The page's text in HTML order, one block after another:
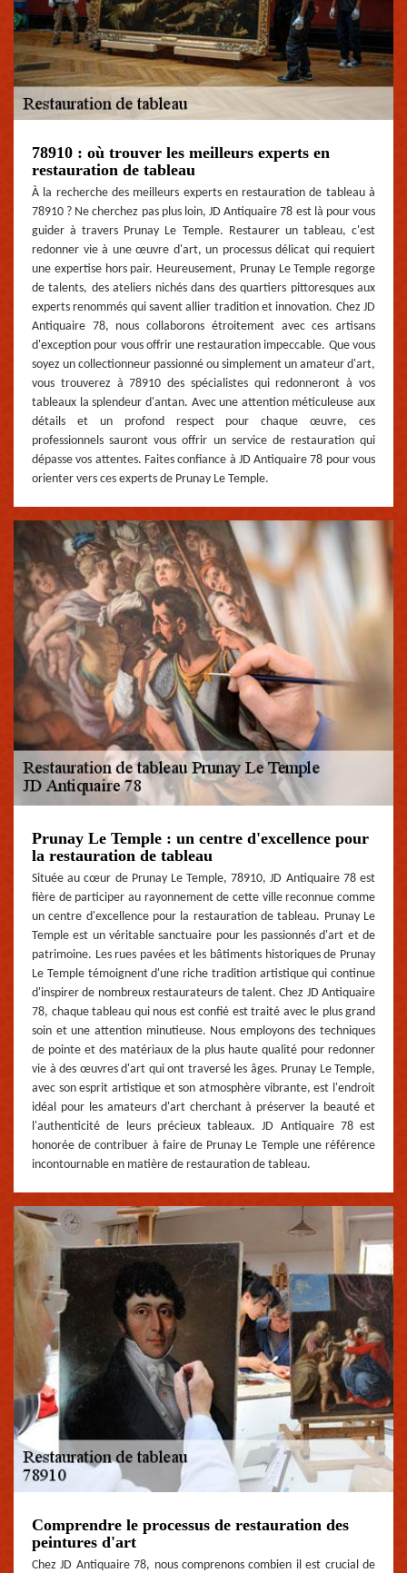
78910 : où trouver les meilleurs experts en
restauration de tableau
À la recherche des meilleurs experts en restauration de tableau à
78910 ? Ne cherchez pas plus loin, JD Antiquaire 78 est là pour vous
guider à travers Prunay Le Temple. Restaurer un tableau, c'est
redonner vie à une œuvre d'art, un processus délicat qui requiert
une expertise hors pair. Heureusement, Prunay Le Temple regorge
de talents, des ateliers nichés dans des quartiers pittoresques aux
experts renommés qui savent allier tradition et innovation. Chez JD
Antiquaire 78, nous collaborons étroitement avec ces artisans
d'exception pour vous offrir une restauration impeccable. Que vous
soyez un collectionneur passionné ou simplement un amateur d'art,
vous trouverez à 78910 des spécialistes qui redonneront à vos
tableaux la splendeur d'antan. Avec une attention méticuleuse aux
détails et un profond respect pour chaque œuvre, ces
professionnels sauront vous offrir un service de restauration qui
dépasse vos attentes. Faites confiance à JD Antiquaire 78 pour vous
orienter vers ces experts de Prunay Le Temple.
Prunay Le Temple : un centre d'excellence pour
la restauration de tableau
Située au cœur de Prunay Le Temple, 78910, JD Antiquaire 78 est
fière de participer au rayonnement de cette ville reconnue comme
un centre d'excellence pour la restauration de tableau. Prunay Le
Temple est un véritable sanctuaire pour les passionnés d'art et de
patrimoine. Les rues pavées et les bâtiments historiques de Prunay
Le Temple témoignent d'une riche tradition artistique qui continue
d'inspirer de nombreux restaurateurs de talent. Chez JD Antiquaire
78, chaque tableau qui nous est confié est traité avec le plus grand
soin et une attention minutieuse. Nous employons des techniques
de pointe et des matériaux de la plus haute qualité pour redonner
vie à des œuvres d'art qui ont traversé les âges. Prunay Le Temple,
avec son esprit artistique et son atmosphère vibrante, est l'endroit
idéal pour les amateurs d'art cherchant à préserver la beauté et
l'authenticité de leurs précieux tableaux. JD Antiquaire 78 est
honorée de contribuer à faire de Prunay Le Temple une référence
incontournable en matière de restauration de tableau.
Comprendre le processus de restauration des
peintures d'art
Chez JD Antiquaire 78, nous comprenons combien il est crucial de